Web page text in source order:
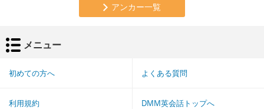
アンカー一覧
メニュー
初めての方へ よくある質問
利用規約 DMM英会話トップへ